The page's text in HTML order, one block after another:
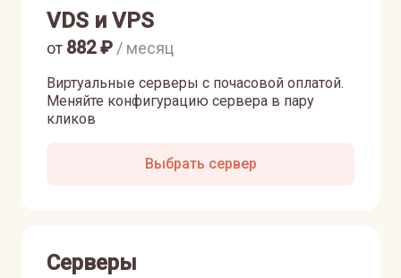
VDS и VPS
Виртуальные серверы с почасовой оплатой.
Меняйте конфигурацию сервера в пару
кликов
от 882₽ / месяц
Выбрать сервер
Серверы